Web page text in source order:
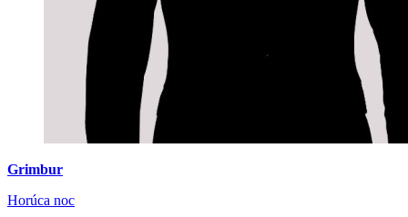
Grimbur
Horúca noc